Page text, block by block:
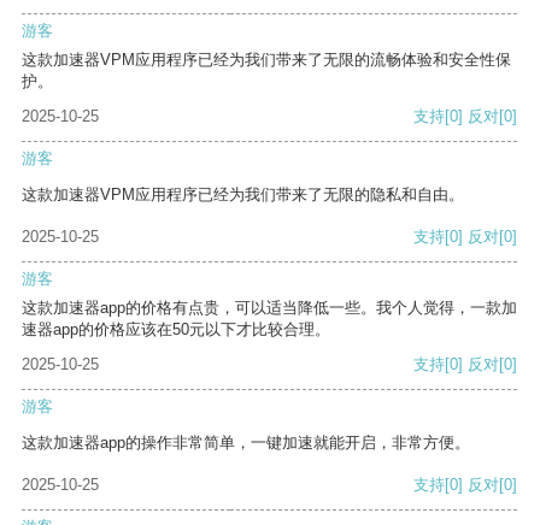
游客
这款加速器VPM应用程序已经为我们带来了无限的流畅体验和安全性保
护。
2025-10-25
支持[0] 反对[0]
游客
这款加速器VPM应用程序已经为我们带来了无限的隐私和自由。
2025-10-25 支持[0] 反对[0]
游客
这款加速器app的价格有点贵，可以适当降低一些。我个人觉得，一款加
速器app的价格应该在50元以下才比较合理。
2025-10-25
支持[0] 反对[0]
游客
这款加速器app的操作非常简单，一键加速就能开启，非常方便。
2025-10-25 支持[0] 反对[0]